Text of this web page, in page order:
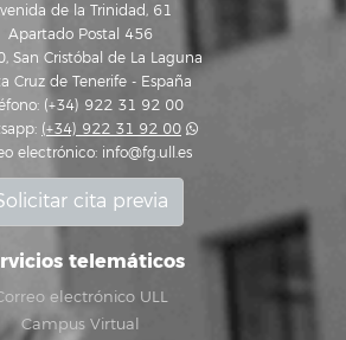
de la Trinidad, 61
Apartado Postal 456
San Cristóbal de La Laguna
Cruz de Tenerife - España
(+34) 922 31 92 00
(+34) 922 31 92 00
electrónico: info@fg.ull.es
cita previa
telemáticos
electrónico ULL
Campus Virtual